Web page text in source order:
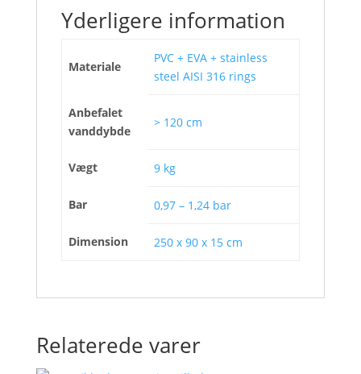
Yderligere information
Materiale
PVC + EVA + stainless
steel AISI 316 rings
Anbefalet
vanddybde
> 120 cm
Vægt 9 kg
Bar 0,97 – 1,24 bar
Dimension 250 x 90 x 15 cm
Relaterede varer